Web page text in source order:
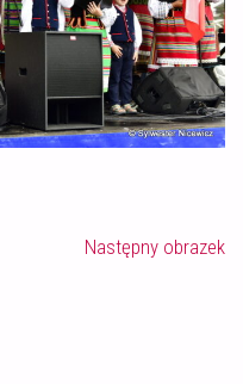
Następny obrazek